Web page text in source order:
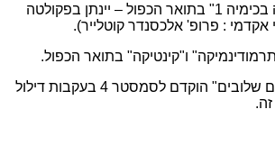
מחליף את "מעבדה בכימיה 1" בתואר הכפול – יינתן בפקולטה
: פרופ' אלכסנדר קוטלייר).
ו"קינטיקה" בתואר הכפול.
קורס בחירה מ"כלים שלובים" הוקדם לסמסטר 4 בעקבות דילול